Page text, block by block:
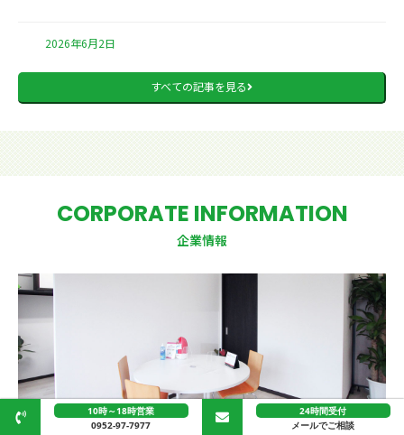
2026年6月2日
すべての記事を見る
CORPORATE INFORMATION
企業情報
10時～18時営業
0952-97-7977
24時間受付
メールでご相談